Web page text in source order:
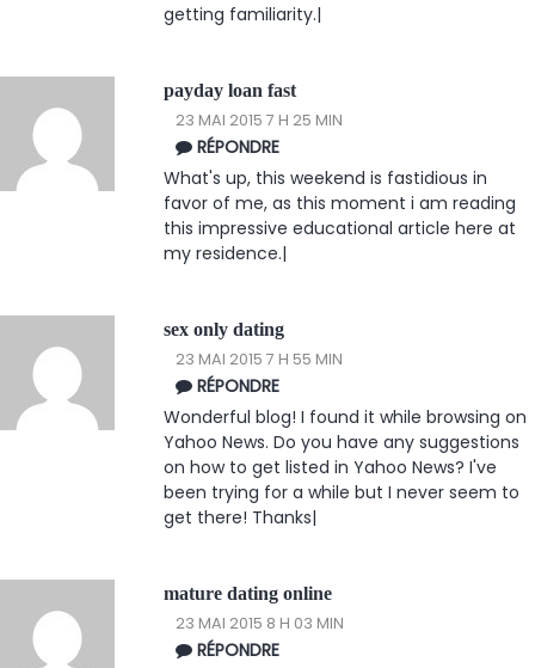
getting familiarity.|
payday loan fast
23 MAI 2015 7 H 25 MIN
RÉPONDRE
What's up, this weekend is fastidious in
favor of me, as this moment i am reading
this impressive educational article here at
my residence.|
sex only dating
23 MAI 2015 7 H 55 MIN
RÉPONDRE
Wonderful blog! I found it while browsing on
Yahoo News. Do you have any suggestions
on how to get listed in Yahoo News? I've
been trying for a while but I never seem to
get there! Thanks|
mature dating online
23 MAI 2015 8 H 03 MIN
RÉPONDRE